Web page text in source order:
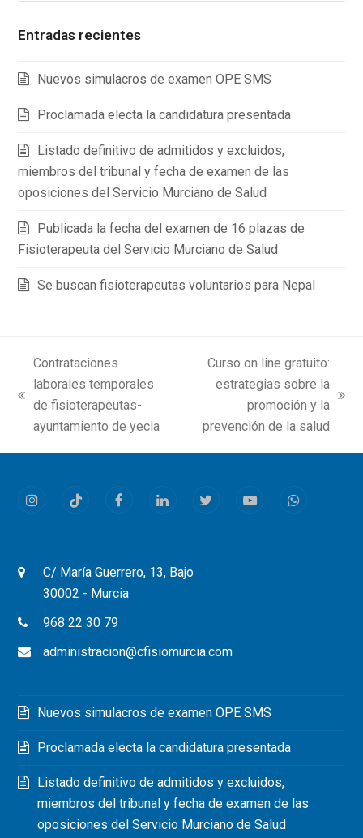
Entradas recientes
Nuevos simulacros de examen OPE SMS
Proclamada electa la candidatura presentada
Listado definitivo de admitidos y excluidos,
miembros del tribunal y fecha de examen de las
oposiciones del Servicio Murciano de Salud
Publicada la fecha del examen de 16 plazas de
Fisioterapeuta del Servicio Murciano de Salud
Se buscan fisioterapeutas voluntarios para Nepal
previous
post:
Contrataciones
laborales temporales
de fisioterapeutas-
ayuntamiento de yecla
post:
Curso on line gratuito:
estrategias sobre la
promoción y la
prevención de la salud
InstagramTiktok FacebookLinkedInTwitterYoutubeWhatsapp
C/ María Guerrero, 13, Bajo
30002 - Murcia
968 22 30 79
administracion@cfisiomurcia.com
Nuevos simulacros de examen OPE SMS
Proclamada electa la candidatura presentada
Listado definitivo de admitidos y excluidos,
miembros del tribunal y fecha de examen de las
oposiciones del Servicio Murciano de Salud